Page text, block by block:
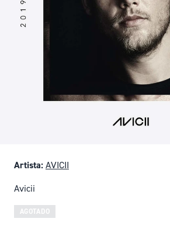
Artista:AVICII
Avicii
AGOTADO